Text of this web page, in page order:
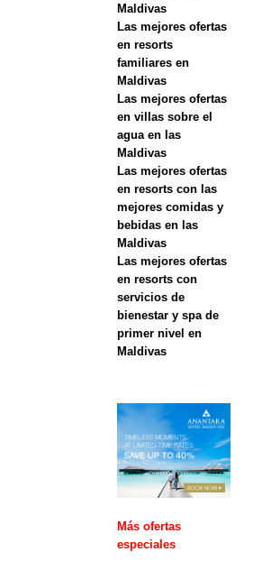
Maldivas
Las mejores ofertas
en resorts
familiares en
Maldivas
Las mejores ofertas
en villas sobre el
agua en las
Maldivas
Las mejores ofertas
en resorts con las
mejores comidas y
bebidas en las
Maldivas
Las mejores ofertas
en resorts con
servicios de
bienestar y spa de
primer nivel en
Maldivas
Más ofertas
especiales